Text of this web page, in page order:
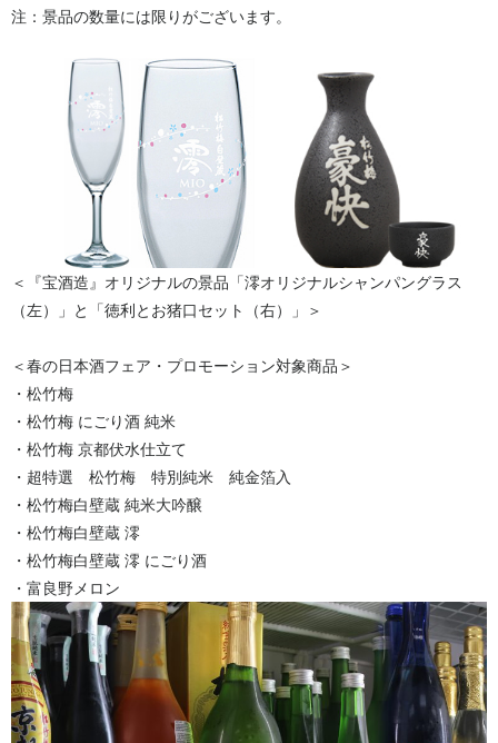
注：景品の数量には限りがございます。
＜『宝酒造』オリジナルの景品「澪オリジナルシャンパングラス
（左）」と「徳利とお猪口セット（右）」＞
＜春の日本酒フェア・プロモーション対象商品＞
・松竹梅
・松竹梅 にごり酒 純米
・松竹梅 京都伏水仕立て
・超特選 松竹梅 特別純米 純金箔入
・松竹梅白壁蔵 純米大吟醸
・松竹梅白壁蔵 澪
・松竹梅白壁蔵 澪 にごり酒
・富良野メロン